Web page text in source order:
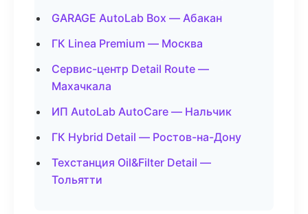
GARAGE AutoLab Box — Абакан
ГК Linea Premium — Москва
Сервис-центр Detail Route —
Махачкала
ИП AutoLab AutoCare — Нальчик
ГК Hybrid Detail — Ростов-на-Дону
Техстанция Oil&Filter Detail —
Тольятти